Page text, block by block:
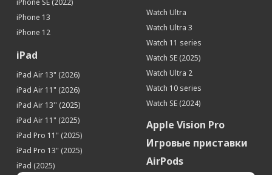
iPhone SE (2022)
iPhone 13
iPhone 12
iPad
iPad Air 13" (2026)
iPad Air 11" (2026)
iPad Air 13'' (2025)
iPad Air 11" (2025)
iPad Pro 11" (2025)
iPad Pro 13" (2025)
iPad (2025)
Watch Ultra
Watch Ultra 3
Watch 11 series
Watch SE (2025)
Watch Ultra 2
Watch 10 series
Watch SE (2024)
Apple Vision Pro
Игровые приставки
AirPods